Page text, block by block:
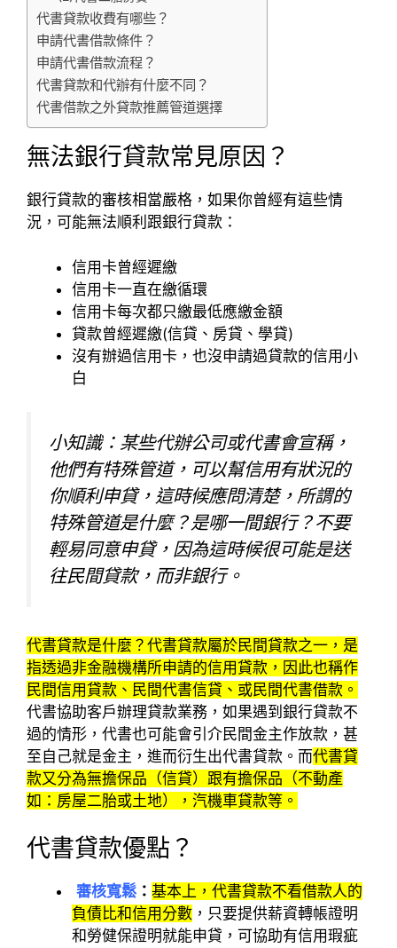
代書貸款收費有哪些？
申請代書借款條件？
申請代書借款流程？
代書貸款和代辦有什麼不同？
代書借款之外貸款推薦管道選擇
無法銀行貸款常見原因？
銀行貸款的審核相當嚴格，如果你曾經有這些情
況，可能無法順利跟銀行貸款：
信用卡曾經遲繳
信用卡一直在繳循環
信用卡每次都只繳最低應繳金額
貸款曾經遲繳(信貸、房貸、學貸)
沒有辦過信用卡，也沒申請過貸款的信用小
白
小知識：某些代辦公司或代書會宣稱，
他們有特殊管道，可以幫信用有狀況的
你順利申貸，這時候應問清楚，所謂的
特殊管道是什麼？是哪一間銀行？不要
輕易同意申貸，因為這時候很可能是送
往民間貸款，而非銀行。
代書貸款是什麼？代書貸款屬於民間貸款之一，是
指透過非金融機構所申請的信用貸款，因此也稱作
民間信用貸款、民間代書信貸、或民間代書借款。
代書協助客戶辦理貸款業務，如果遇到銀行貸款不
過的情形，代書也可能會引介民間金主作放款，甚
至自己就是金主，進而衍生出代書貸款。而代書貸
款又分為無擔保品（信貸）跟有擔保品（不動產
如：房屋二胎或土地），汽機車貸款等。
代書貸款優點？
審核寬鬆 ： 基本上，代書貸款不看借款人的
負債比和信用分數 ，只要提供薪資轉帳證明
和勞健保證明就能申貸，可協助有信用瑕疵